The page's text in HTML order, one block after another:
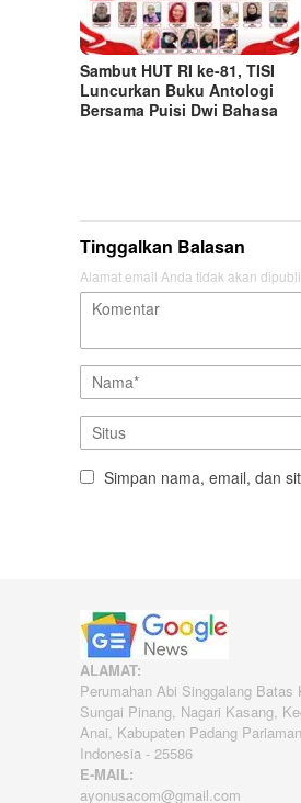
Sambut HUT RI ke-81, TISI
Luncurkan Buku Antologi
Bersama Puisi Dwi Bahasa
Tinggalkan Balasan
Alamat email Anda tidak akan
Simpan nama, email, dan
ALAMAT:
Perumahan Abi Singgalang Batas
Sungai Pinang, Nagari Kasang,
Anai, Kabupaten Padang
Indonesia - 25586
E-MAIL:
ayonusacom@gmail.com